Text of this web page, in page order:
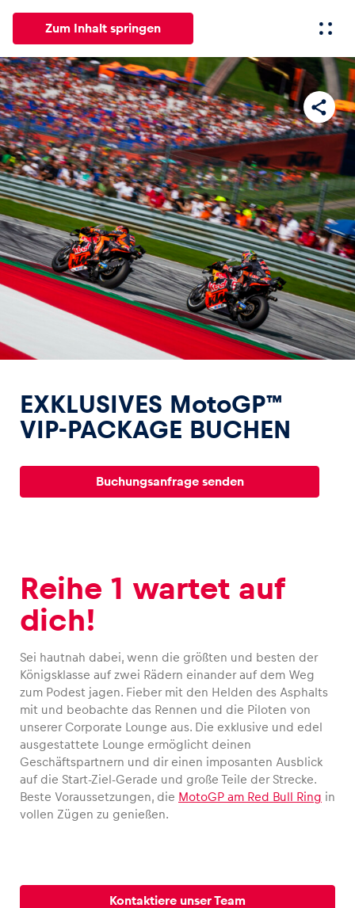
Zum Inhalt springen
Alle News Events Erlebnisse Seiten
News
Alle anzeigen
Events
Alle anzeigen
Erlebnisse
Alle anzeigen
Seiten
Alle anzeigen
Fahrzeug
EXKLUSIVES MotoGP™
VIP-PACKAGE BUCHEN
Buchungsanfrage senden
Reihe 1 wartet auf
dich!
Sei hautnah dabei, wenn die größten und besten der
Königsklasse auf zwei Rädern einander auf dem Weg
zum Podest jagen. Fieber mit den Helden des Asphalts
mit und beobachte das Rennen und die Piloten von
unserer Corporate Lounge aus. Die exklusive und edel
ausgestattete Lounge ermöglicht deinen
Geschäftspartnern und dir einen imposanten Ausblick
auf die Start-Ziel-Gerade und große Teile der Strecke.
Beste Voraussetzungen, die MotoGP am Red Bull Ring in
vollen Zügen zu genießen.
Kontaktiere unser Team